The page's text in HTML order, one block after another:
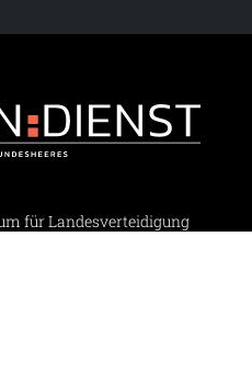
für Landesverteidigung